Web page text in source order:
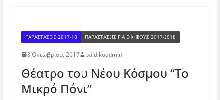
ΠΑΡΑΣΤΑΣΕΙΣ 2017-18 ΠΑΡΑΣΤΆΣΕΙΣ ΓΙΑ ΕΦΉΒΟΥΣ 2017-2018
8 Οκτωβρίου, 2017 paidikoadmin
Θέατρο του Νέου Κόσμου “Το
Μικρό Πόνι”